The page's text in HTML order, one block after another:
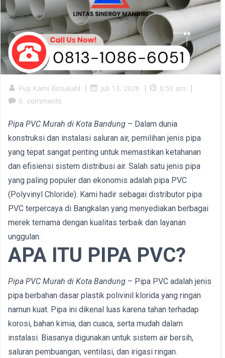
Puji Kami Birisalatil | Juli 13, 2026 | 6:50 am
|
0
comments
Pipa PVC Murah di Kota Bandung – Dalam dunia
konstruksi dan instalasi saluran air, pemilihan jenis pipa
yang tepat sangat penting untuk memastikan ketahanan
dan efisiensi sistem distribusi air. Salah satu jenis pipa
yang paling populer dan ekonomis adalah pipa PVC
(Polyvinyl Chloride). Kami hadir sebagai distributor pipa
PVC terpercaya di Bangkalan yang menyediakan berbagai
merek ternama dengan kualitas terbaik dan layanan
unggulan.
APA ITU PIPA PVC?
Pipa PVC Murah di Kota Bandung – Pipa PVC adalah jenis
pipa berbahan dasar plastik polivinil klorida yang ringan
namun kuat. Pipa ini dikenal luas karena tahan terhadap
korosi, bahan kimia, dan cuaca, serta mudah dalam
instalasi. Biasanya digunakan untuk sistem air bersih,
saluran pembuangan, ventilasi, dan irigasi ringan.